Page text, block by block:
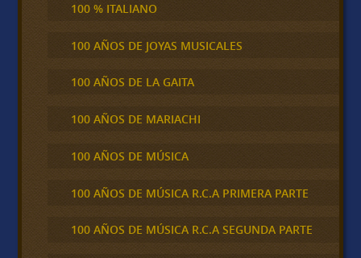
100 % ITALIANO
100 AÑOS DE JOYAS MUSICALES
100 AÑOS DE LA GAITA
100 AÑOS DE MARIACHI
100 AÑOS DE MÚSICA
100 AÑOS DE MÚSICA R.C.A PRIMERA PARTE
100 AÑOS DE MÚSICA R.C.A SEGUNDA PARTE